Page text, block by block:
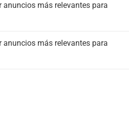
más relevantes para
más relevantes para